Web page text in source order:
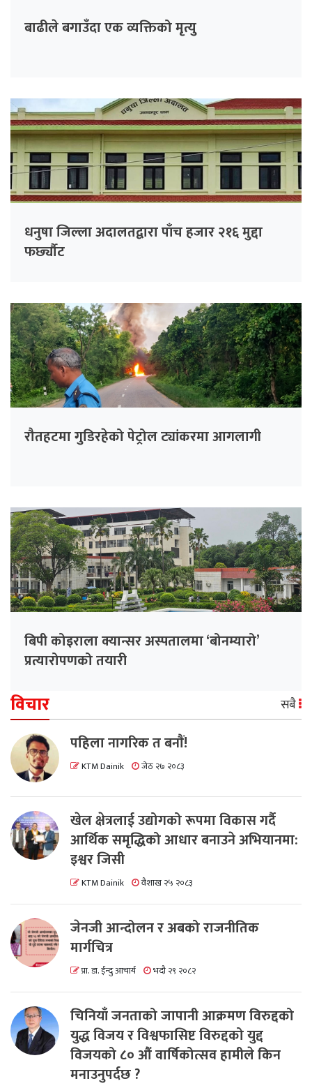
बाढीले बगाउँदा एक व्यक्तिको मृत्यु
धनुषा जिल्ला अदालतद्वारा पाँच हजार २१६ मुद्दा
फर्छ्यौट
रौतहटमा गुडिरहेको पेट्रोल ट्यांकरमा आगलागी
बिपी कोइराला क्यान्सर अस्पतालमा ‘बोनम्यारो’
प्रत्यारोपणको तयारी
विचार सबै
पहिला नागरिक त बनाैं!
KTM Dainik जेठ २७ २०८३
खेल क्षेत्रलाई उद्योगको रूपमा विकास गर्दै
आर्थिक समृद्धिको आधार बनाउने अभियानमा:
इश्वर जिसी
KTM Dainik वैशाख २५ २०८३
जेनजी आन्दोलन र अबको राजनीतिक
मार्गचित्र
प्रा. डा. ईन्दु आचार्य भदौ २९ २०८२
चिनियाँ जनताको जापानी आक्रमण विरुद्दको
युद्ध विजय र विश्वफासिष्ट विरुद्दको युद्द
विजयको ८० औं वार्षिकोत्सव हामीले किन
मनाउनुपर्दछ ?